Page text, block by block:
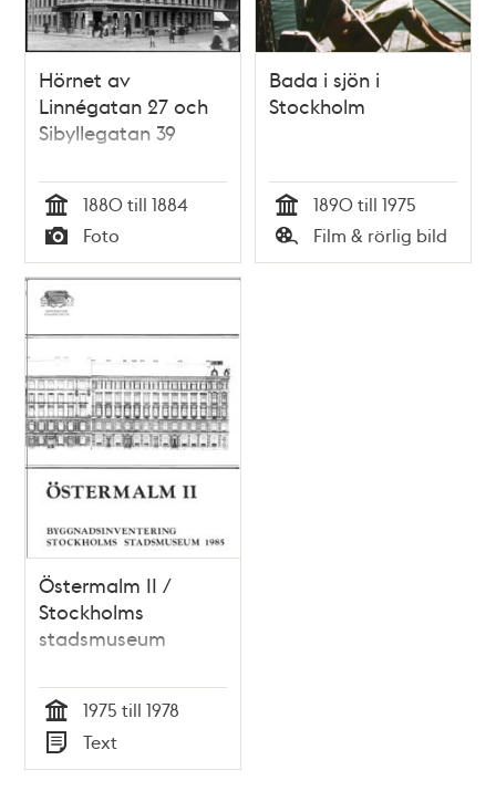
Hörnet av
Linnégatan 27 och
Sibyllegatan 39
Tid
1880 till 1884
Typ
Foto
Bada i sjön i
Stockholm
Tid
1890 till 1975
Typ
Film & rörlig bild
Östermalm II /
Stockholms
stadsmuseum
Tid
1975 till 1978
Typ
Text